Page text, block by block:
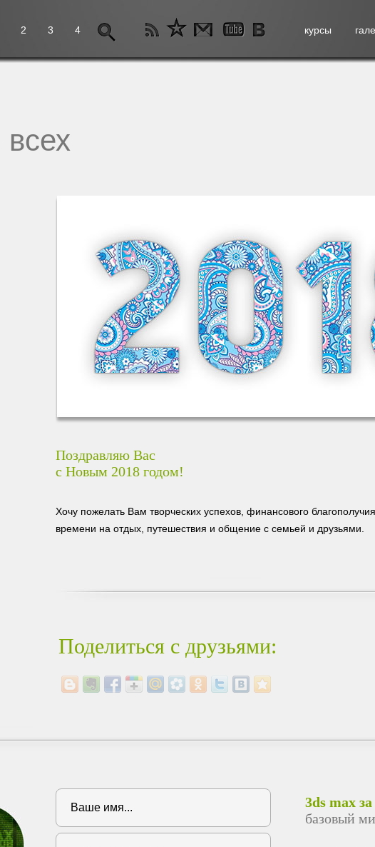
2 3 4 курсы
Поздравляю Вас
с Новым 2018 годом!
Хочу пожелать Вам творческих успехов, финансового
времени на отдых, путешествия и общение с семьей и друзьями.
Поделиться с друзьями:
3ds max
базовый